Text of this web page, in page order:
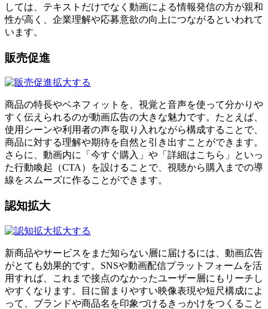
しては、テキストだけでなく動画による情報発信の方が親和
性が高く、企業理解や応募意欲の向上につながるといわれて
います。
販売促進
拡大する
商品の特長やベネフィットを、視覚と音声を使って分かりや
すく伝えられるのが動画広告の大きな魅力です。たとえば、
使用シーンや利用者の声を取り入れながら構成することで、
商品に対する理解や期待を自然と引き出すことができます。
さらに、動画内に「今すぐ購入」や「詳細はこちら」といっ
た行動喚起（CTA）を設けることで、視聴から購入までの導
線をスムーズに作ることができます。
認知拡大
拡大する
新商品やサービスをまだ知らない層に届けるには、動画広告
がとても効果的です。SNSや動画配信プラットフォームを活
用すれば、これまで接点のなかったユーザー層にもリーチし
やすくなります。目に留まりやすい映像表現や短尺構成によ
って、ブランドや商品名を印象づけるきっかけをつくること